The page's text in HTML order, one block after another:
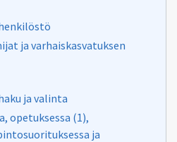
ja varhaiskasvatuksen
ja valinta
opetuksessa (1),
ja